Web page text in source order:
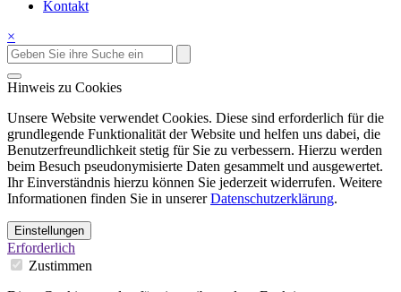
Kontakt
×
Hinweis zu Cookies
Unsere Website verwendet Cookies. Diese sind erforderlich für die
grundlegende Funktionalität der Website und helfen uns dabei, die
Benutzerfreundlichkeit stetig für Sie zu verbessern. Hierzu werden
beim Besuch pseudonymisierte Daten gesammelt und ausgewertet.
Ihr Einverständnis hierzu können Sie jederzeit widerrufen. Weitere
Informationen finden Sie in unsererDatenschutzerklärung.
Einstellungen
Erforderlich
Zustimmen